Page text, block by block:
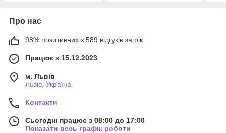
Про нас
98% позитивних з 589 відгуків за рік
Працює з 15.12.2023
м. Львів
Львів, Україна
Контакти
Сьогодні працює з 08:00 до 17:00
Показати весь графік роботи